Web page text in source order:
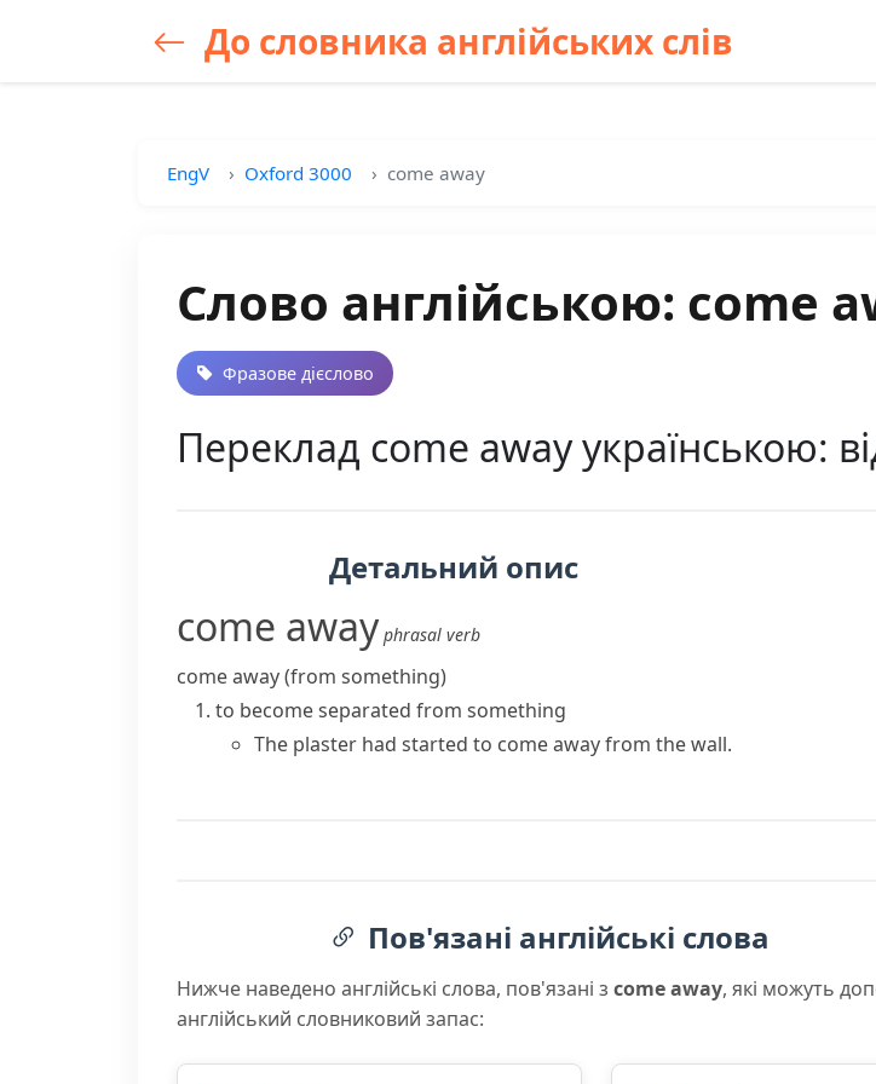
До словника англійських слів
EngV Oxford 3000 come away
Слово англійською: come
Фразове дієслово
Переклад come away українською:
Детальний опис
come away phrasal verb
come away (from something)
to become separated from something
The plaster had started to come away from the wall.
Пов'язані англійські слова
Нижче наведено англійські слова, пов'язані з come away, які можуть
англійський словниковий запас: